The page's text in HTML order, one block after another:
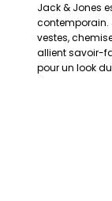
Jack & Jones
contemporain.
vestes,
allient savoir-
pour un look